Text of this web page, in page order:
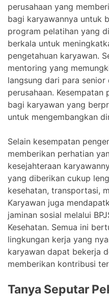
perusahaan yang
bagi karyawannya untuk
program pelatihan yang
berkala untuk
pengetahuan karyawan.
mentoring yang
langsung dari para senior
perusahaan.
bagi karyawan yang
untuk mengembangkan
Selain kesempatan
memberikan perhatian
kesejahteraan
yang diberikan cukup
kesehatan, transportasi,
Karyawan juga
jaminan sosial melalui
Kesehatan. Semua ini
lingkungan kerja yang
karyawan dapat bekerja
memberikan kontribusi
Tanya Seputar